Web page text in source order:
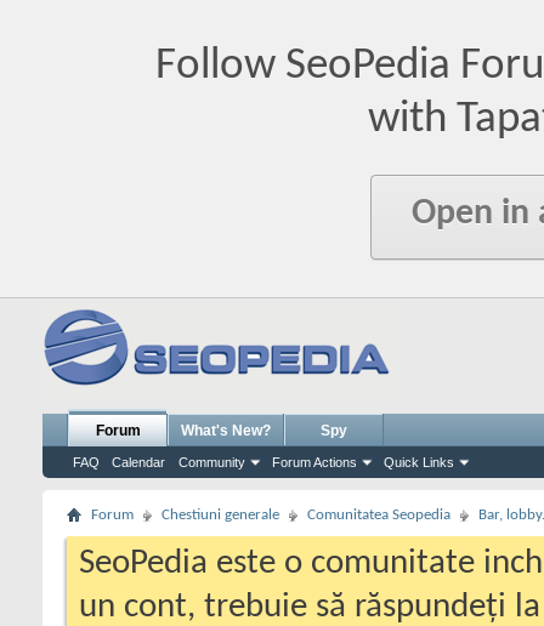
Follow SeoPedia
with
Open in
Forum
FAQ Calendar Community Forum Actions Quick Links
What's New? Spy
Forum Chestiuni generale Comunitatea Seopedia Bar,
SeoPedia este o comunitate
un cont, trebuie să răspundeți